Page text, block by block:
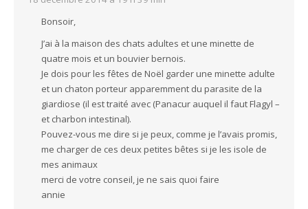
Bonsoir,
J’ai à la maison des chats adultes et une minette de
quatre mois et un bouvier bernois.
Je dois pour les fêtes de Noël garder une minette adulte
et un chaton porteur apparemment du parasite de la
giardiose (il est traité avec (Panacur auquel il faut Flagyl –
et charbon intestinal).
Pouvez-vous me dire si je peux, comme je l’avais promis,
me charger de ces deux petites bêtes si je les isole de
mes animaux
merci de votre conseil, je ne sais quoi faire
annie